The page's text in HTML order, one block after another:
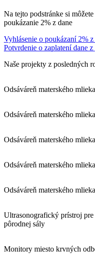
Na tejto podstránke si
poukázanie 2% z dane
Vyhlásenie o poukázaní 2% z
Potvrdenie o zaplatení dane
Naše projekty z posledných
Odsáváreň materského
Odsáváreň materského
Odsáváreň materského
Odsáváreň materského
Odsáváreň materského
Ultrasonografický prístroj
pôrodnej sály
Monitory miesto krvných